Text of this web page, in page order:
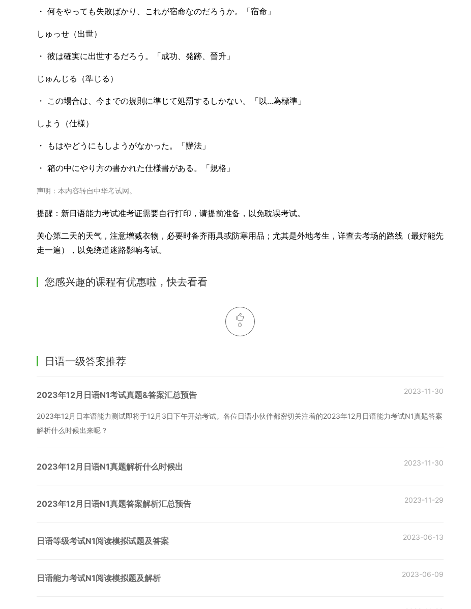
・ 何をやっても失敗ばかり、これが宿命なのだろうか。「宿命」
しゅっせ（出世）
・ 彼は確実に出世するだろう。「成功、発跡、晉升」
じゅんじる（準じる）
・ この場合は、今までの規則に準じて処罰するしかない。「以...為標準」
しよう（仕様）
・ もはやどうにもしようがなかった。「辦法」
・ 箱の中にやり方の書かれた仕様書がある。「規格」
声明：本内容转自中华考试网。
提醒：新日语能力考试准考证需要自行打印，请提前准备，以免耽误考试。
关心第二天的天气，注意增减衣物，必要时备齐雨具或防寒用品；尤其是外地考生，详查去考场的路线（最好能先
走一遍），以免绕道迷路影响考试。
您感兴趣的课程有优惠啦，快去看看
0
日语一级答案推荐
2023年12月日语N1考试真题&答案汇总预告 2023-11-30
2023年12月日本语能力测试即将于12月3日下午开始考试。各位日语小伙伴都密切关注着的2023年12月日语能力考试N1真题答案
解析什么时候出来呢？
2023年12月日语N1真题解析什么时候出 2023-11-30
2023年12月日语N1真题答案解析汇总预告 2023-11-29
日语等级考试N1阅读模拟试题及答案 2023-06-13
日语能力考试N1阅读模拟题及解析 2023-06-09